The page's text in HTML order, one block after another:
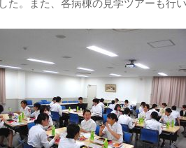
た。また、各病棟の見学ツアーも行い